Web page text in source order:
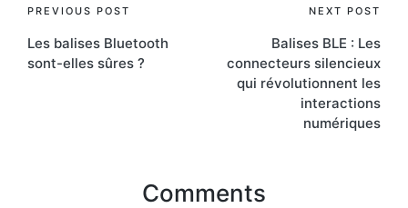
Post
navigation
PREVIOUS POST
Les balises Bluetooth
sont-elles sûres ?
NEXT POST
Balises BLE : Les
connecteurs silencieux
qui révolutionnent les
interactions
numériques
Comments